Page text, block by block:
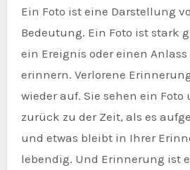
Ein Foto ist eine Darstellung
Bedeutung. Ein Foto ist stark
ein Ereignis oder einen Anlass
erinnern. Verlorene
wieder auf. Sie sehen ein Foto
zurück zu der Zeit, als es
und etwas bleibt in Ihrer
lebendig. Und Erinnerung ist